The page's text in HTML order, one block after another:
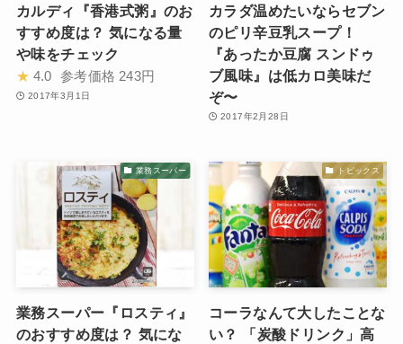
カルディ『香港式粥』のお
すすめ度は？ 気になる量
や味をチェック
★ 4.0 参考価格 243円
2017年3月1日
カラダ温めたいならセブン
のピリ辛豆乳スープ！
『あったか豆腐 スンドゥ
ブ風味』は低カロ美味だ
ぞ〜
2017年2月28日
業務スーパー
業務スーパー『ロスティ』
のおすすめ度は？ 気にな
トピックス
コーラなんて大したことな
い？ 「炭酸ドリンク」高